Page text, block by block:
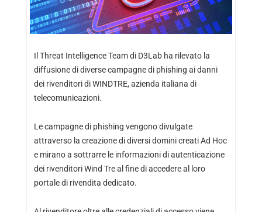
Il Threat Intelligence Team di D3Lab ha rilevato la
diffusione di diverse campagne di phishing ai danni
dei rivenditori di WINDTRE, azienda italiana di
telecomunicazioni.
Le campagne di phishing vengono divulgate
attraverso la creazione di diversi domini creati Ad Hoc
e mirano a sottrarre le informazioni di autenticazione
dei rivenditori Wind Tre al fine di accedere al loro
portale di rivendita dedicato.